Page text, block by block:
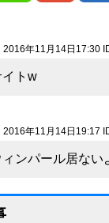
2016年11月14日17:30
トw
2016年11月14日19:17
ンパール居ない